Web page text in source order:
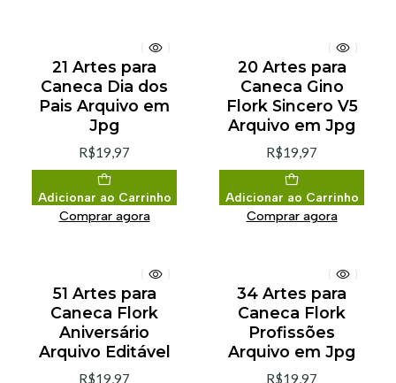
21 Artes para
Caneca Dia dos
Pais Arquivo em
Jpg
R$19,97
Adicionar ao Carrinho
Comprar agora
20 Artes para
Caneca Gino
Flork Sincero V5
Arquivo em Jpg
R$19,97
Adicionar ao Carrinho
Comprar agora
51 Artes para
Caneca Flork
Aniversário
Arquivo Editável
R$19,97
34 Artes para
Caneca Flork
Profissões
Arquivo em Jpg
R$19,97